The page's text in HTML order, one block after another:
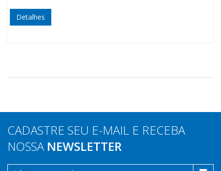
Detalhes
CADASTRE SEU E-MAIL E RECEBA
NOSSA NEWSLETTER